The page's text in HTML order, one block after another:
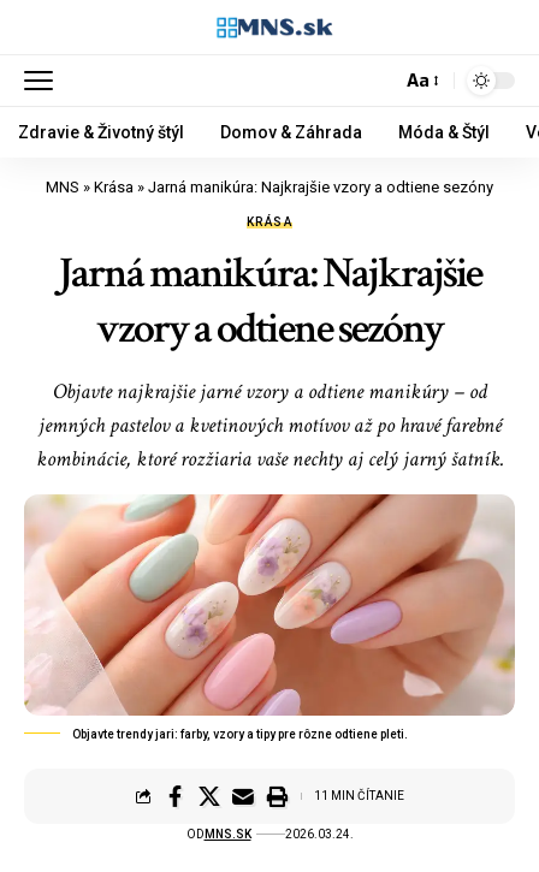
Aa
Zdravie & Životný štýl Domov & Záhrada Móda & Štýl
MNS » Krása » Jarná manikúra: Najkrajšie vzory a odtiene sezóny
KRÁSA
Jarná manikúra: Najkrajšie
vzory a odtiene sezóny
Objavte najkrajšie jarné vzory a odtiene manikúry – od
jemných pastelov a kvetinových motívov až po hravé farebné
kombinácie, ktoré rozžiaria vaše nechty aj celý jarný šatník.
Objavte trendy jari: farby, vzory a tipy pre rôzne odtiene pleti.
OD MNS.SK 2026.03.24.
11 MIN ČÍTANIE